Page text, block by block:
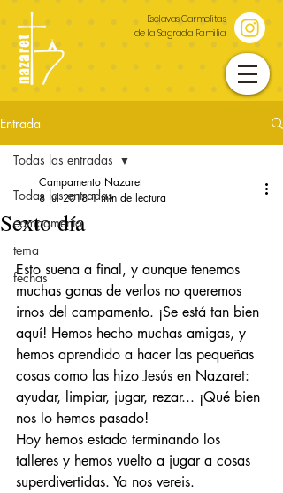
Esclavas Carmelitas
de la Sagrada Familia
Entrada
Todas las entradas
campamento
tema
fechas
Todas las entradas
Sexto día
Campamento Nazaret
8 jul 2018 1 min de lectura
Esto suena a final, y aunque tenemos
muchas ganas de verlos no queremos
irnos del campamento. ¡Se está tan bien
aquí! Hemos hecho muchas amigas, y
hemos aprendido a hacer las pequeñas
cosas como las hizo Jesús en Nazaret:
ayudar, limpiar, jugar, rezar... ¡Qué bien
nos lo hemos pasado!
Hoy hemos estado terminando los
talleres y hemos vuelto a jugar a cosas
superdivertidas. Ya nos vereis.